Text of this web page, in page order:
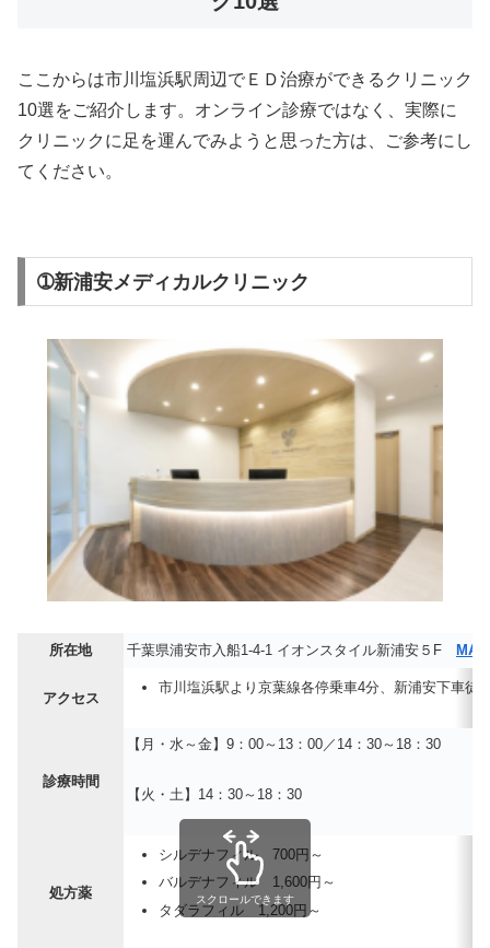
ここからは市川塩浜駅周辺でＥＤ治療ができるクリニック
10選をご紹介します。オンライン診療ではなく、実際に
クリニックに足を運んでみようと思った方は、ご参考にし
てください。
➀新浦安メディカルクリニック
所在地 千葉県浦安市入船1-4-1 イオンスタイル新浦安５F MAP
アクセス
市川塩浜駅より京葉線各停乗車4分、新浦安下車徒
診療時間
【月・水～金】9：00～13：00／14：30～18：30
【火・土】14：30～18：30
処方薬
シルデナフィル 700円～
バルデナフィル 1,600円～
タダラフィル 1,200円～
スクロールできます